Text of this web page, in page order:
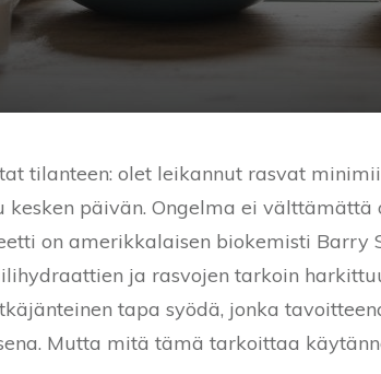
tilanteen: olet leikannut rasvat
päivän. Ongelma ei
on amerikkalaisen biokemisti
ja rasvojen tarkoin
tapa syödä, jonka
Mutta mitä tämä tarkoittaa